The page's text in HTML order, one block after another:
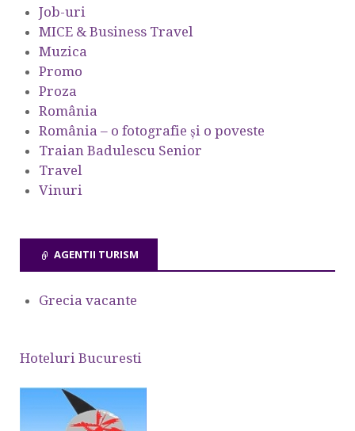
Job-uri
MICE & Business Travel
Muzica
Promo
Proza
România
România – o fotografie şi o poveste
Traian Badulescu Senior
Travel
Vinuri
AGENTII TURISM
Grecia vacante
Hoteluri Bucuresti